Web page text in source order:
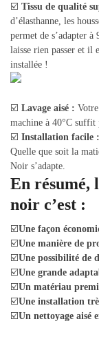
☑️ Tissu de qualité
d’élasthanne, les
permet de s’adapter à
laisse rien passer et il
installée !
☑️ Lavage aisé :
machine à 40°C suffit
☑️ Installation facile :
Quelle que soit la
Noir s’adapte.
En résumé,
noir c’est :
☑️Une façon
☑️Une manière de
☑️Une possibilité de
☑️Une grande
☑️Un matériau
☑️Une installation
☑️Un nettoyage aisé